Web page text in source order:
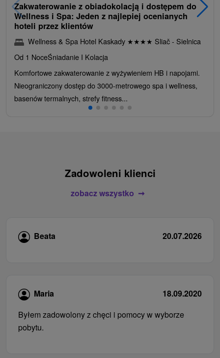
Zakwaterowanie z obiadokolacją i dostępem do
Wellness i Spa: Jeden z najlepiej ocenianych
hoteli przez klientów
Wellness & Spa Hotel Kaskady ★★★★ Sliač - Sielnica
Od 1 NoceŚniadanie I Kolacja
Komfortowe zakwaterowanie z wyżywieniem HB i napojami.
Nieograniczony dostęp do 3000-metrowego spa i wellness,
basenów termalnych, strefy fitness...
Zadowoleni klienci
zobacz wszystko
Beata 20.07.2026
Maria
18.09.2020
Byłem zadowolony z chęci i pomocy w wyborze
pobytu.